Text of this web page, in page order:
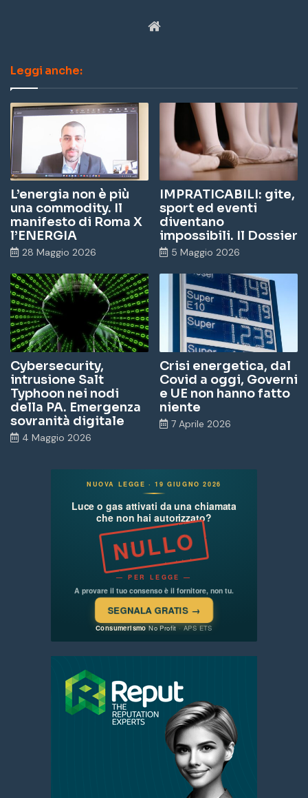
e
Leggi anche:
L’energia non è più
una commodity. Il
manifesto di Roma X
l’ENERGIA
28 Maggio 2026
IMPRATICABILI: gite,
sport ed eventi
diventano
impossibili. Il Dossier
5 Maggio 2026
Cybersecurity,
intrusione Salt
Typhoon nei nodi
della PA. Emergenza
sovranità digitale
4 Maggio 2026
Crisi energetica, dal
Covid a oggi, Governi
e UE non hanno fatto
niente
7 Aprile 2026